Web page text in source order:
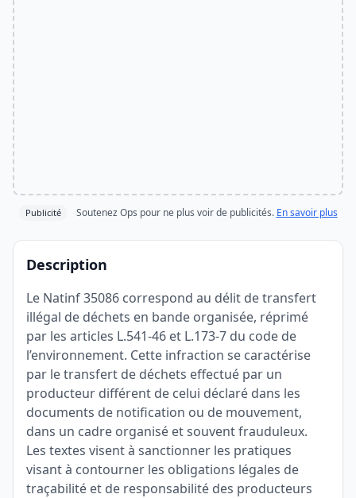
Publicité Soutenez Ops pour ne plus voir de publicités. En savoir plus
Description
Le Natinf 35086 correspond au délit de transfert
illégal de déchets en bande organisée, réprimé
par les articles L.541-46 et L.173-7 du code de
l’environnement. Cette infraction se caractérise
par le transfert de déchets effectué par un
producteur différent de celui déclaré dans les
documents de notification ou de mouvement,
dans un cadre organisé et souvent frauduleux.
Les textes visent à sanctionner les pratiques
visant à contourner les obligations légales de
traçabilité et de responsabilité des producteurs